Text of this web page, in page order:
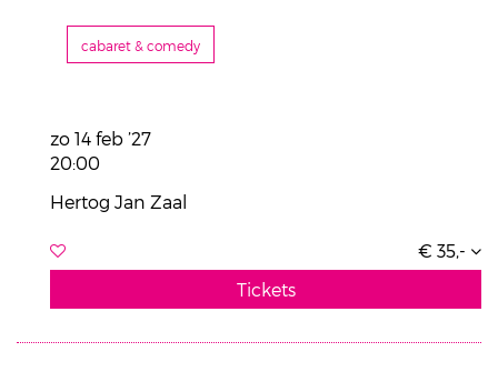
cabaret & comedy
zo 14 feb ’27
20:00
Hertog Jan Zaal
€ 35,-
Tickets